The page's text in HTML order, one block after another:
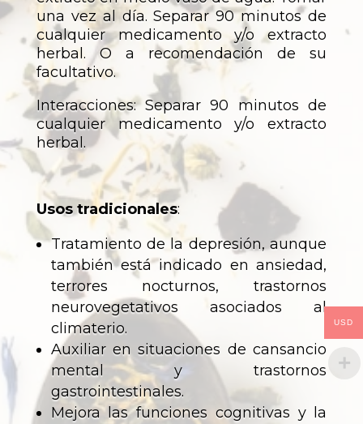
una vez al día. Separar 90 minutos de
cualquier medicamento y/o extracto
herbal. O a recomendación de su
facultativo.
Interacciones: Separar 90 minutos de
cualquier medicamento y/o extracto
herbal.
Usos tradicionales:
Tratamiento de la depresión, aunque
también está indicado en ansiedad,
terrores nocturnos, trastornos
neurovegetativos asociados al
climaterio.
Auxiliar en situaciones de cansancio
mental y trastornos
gastrointestinales.
Mejora las funciones cognitivas y la
USD